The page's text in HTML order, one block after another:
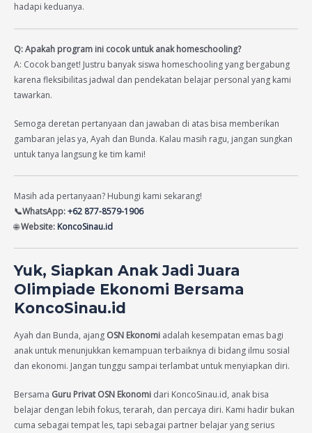
hadapi keduanya.
Q: Apakah program ini cocok untuk anak homeschooling?
A: Cocok banget! Justru banyak siswa homeschooling yang bergabung
karena fleksibilitas jadwal dan pendekatan belajar personal yang kami
tawarkan.
Semoga deretan pertanyaan dan jawaban di atas bisa memberikan
gambaran jelas ya, Ayah dan Bunda. Kalau masih ragu, jangan sungkan
untuk tanya langsung ke tim kami!
Masih ada pertanyaan? Hubungi kami sekarang!
📞WhatsApp:+62 877-8579-1906
🌐Website: KoncoSinau.id
Yuk, Siapkan Anak Jadi Juara
Olimpiade Ekonomi Bersama
KoncoSinau.id
Ayah dan Bunda, ajang OSN Ekonomi adalah kesempatan emas bagi
anak untuk menunjukkan kemampuan terbaiknya di bidang ilmu sosial
dan ekonomi. Jangan tunggu sampai terlambat untuk menyiapkan diri.
Bersama Guru Privat OSN Ekonomi dari KoncoSinau.id, anak bisa
belajar dengan lebih fokus, terarah, dan percaya diri. Kami hadir bukan
cuma sebagai tempat les, tapi sebagai partner belajar yang serius